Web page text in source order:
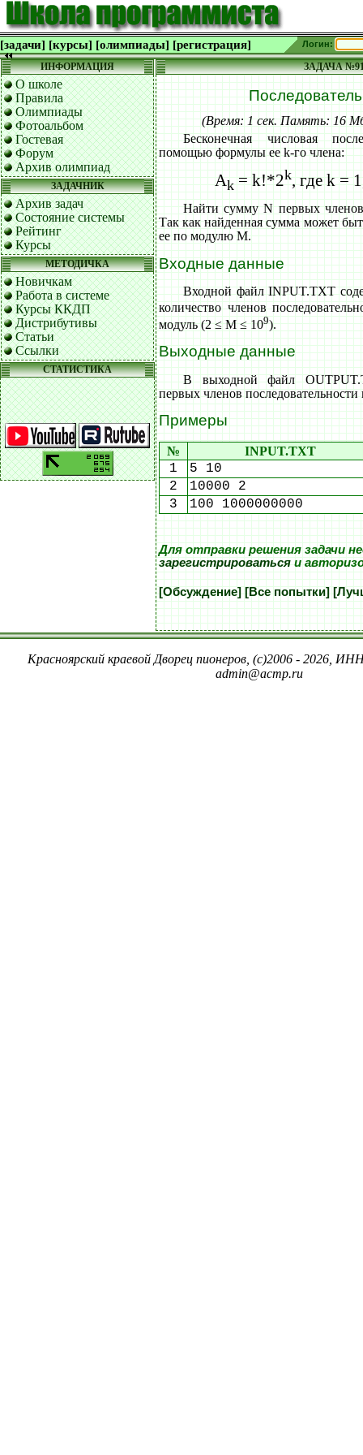
[задачи] [курсы] [олимпиады] [регистрация] Логин:
ИНФОРМАЦИЯ
О школе
Правила
Олимпиады
Фотоальбом
Гостевая
Форум
Архив олимпиад
ЗАДАЧНИК
Архив задач
Состояние системы
Рейтинг
Курсы
МЕТОДИЧКА
Новичкам
Работа в системе
Курсы ККДП
Дистрибутивы
Статьи
Ссылки
СТАТИСТИКА
ЗАДАЧА
(Время: 1 сек. Память: 16
Бесконечная числовая
помощью формулы ее k-го члена:
Ak= k!*2k, где k =
Найти сумму N первых членов
Так как найденная сумма может
ее по модулю M.
Входные данные
Входной файл INPUT.TXT
количество членов
модуль (2 ≤ M ≤ 109).
Выходные данные
В выходной файл
первых членов
Примеры
№ INPUT.TXT
1
5 10
2
10000 2
3
100 1000000000
Для отправки решения задачи
зарегистрироватьсяи
[Обсуждение] [Все попытки]
Красноярский краевой Дворец пионеров, (c)2006 - 2026,
admin@acmp.ru